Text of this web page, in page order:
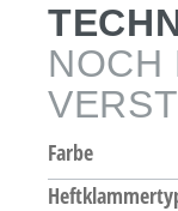
NOCH
Farbe